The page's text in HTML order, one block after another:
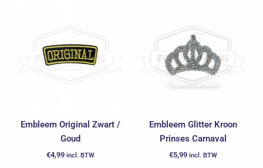
Embleem Original Zwart /
Goud
€4,99 incl. BTW
Embleem Glitter Kroon
Prinses Carnaval
€5,99 incl. BTW